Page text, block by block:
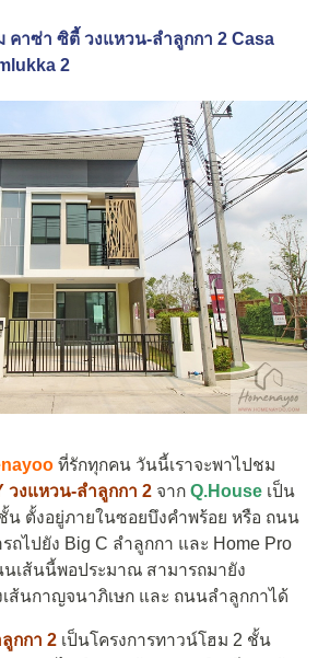
คาซ่า ซิตี้ วงแหวน-ลำลูกกา 2 Casa
2
ที่รักทุกคน วันนี้เราจะพาไปชม
วงแหวน-ลำลูกกา 2 จาก Q.House เป็น
น ตั้งอยู่ภายในซอยบึงคำพร้อย หรือ ถนน
ถไปยัง Big C ลำลูกกา และ Home Pro
เส้นนี้พอประมาณ สามารถมายัง
เส้นกาญจนาภิเษก และ ถนนลำลูกกาได้
กกา 2 เป็นโครงการทาวน์โฮม 2 ชั้น